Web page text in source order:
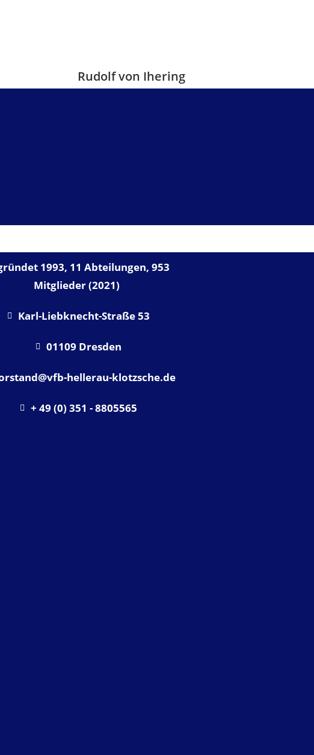
Rudolf von Ihering
1993, 11 Abteilungen, 953
Mitglieder (2021)
Karl-Liebknecht-Straße 53
01109 Dresden
hellerau-klotzsche.de
+ 49 (0) 351 - 8805565